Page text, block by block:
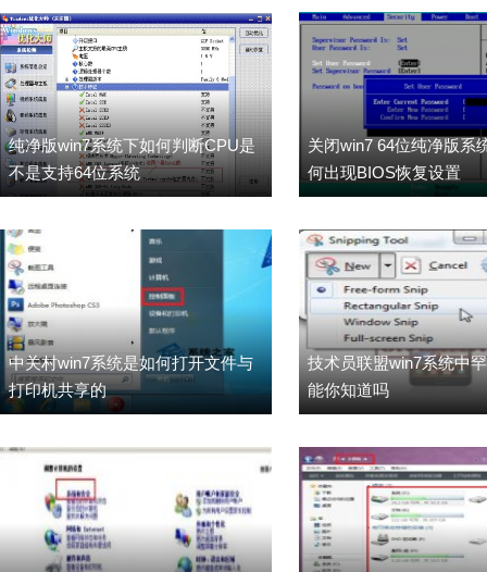
纯净版win7系统下如何判断CPU是
不是支持64位系统
关闭win7 64位纯净版系
何出现BIOS恢复设置
中关村win7系统是如何打开文件与
打印机共享的
技术员联盟win7系统中
能你知道吗